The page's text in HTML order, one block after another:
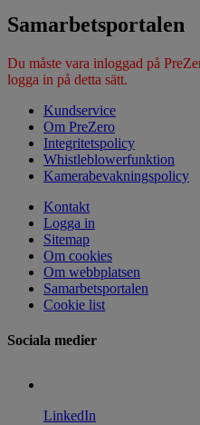
Samarbetsportalen
Du måste vara inloggad på
logga in på detta sätt.
Kundservice
Om PreZero
Integritetspolicy
Whistleblowerfunktion
Kamerabevakningspolicy
Kontakt
Logga in
Sitemap
Om cookies
Om webbplatsen
Samarbetsportalen
Cookie list
Sociala medier
LinkedIn